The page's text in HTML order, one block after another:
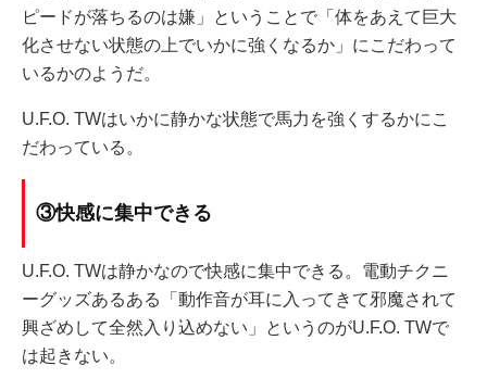
ピードが落ちるのは嫌」ということで「体をあえて巨大
化させない状態の上でいかに強くなるか」にこだわって
いるかのようだ。
U.F.O. TWはいかに静かな状態で馬力を強くするかにこ
だわっている。
③快感に集中できる
U.F.O. TWは静かなので快感に集中できる。電動チクニ
ーグッズあるある「動作音が耳に入ってきて邪魔されて
興ざめして全然入り込めない」というのがU.F.O. TWで
は起きない。